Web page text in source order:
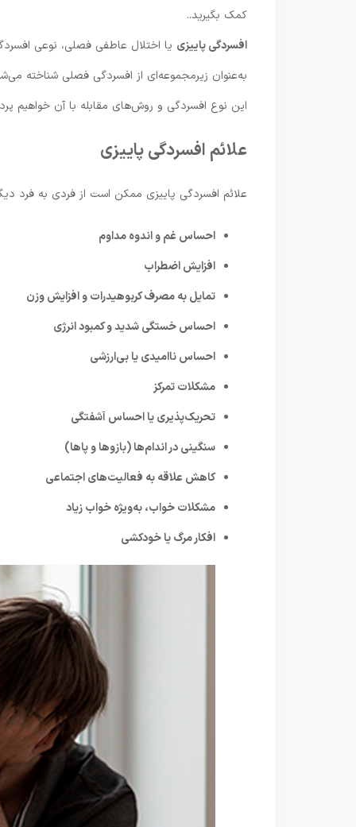
کمک بگیرید..
افسردگی پاییزی یا اختلال عاطفی فصلی، نوعی
به‌عنوان زیرمجموعه‌ای از افسردگی فصلی شناخته
این نوع افسردگی و روش‌های مقابله با آن خواهیم
علائم افسردگی پاییزی
علائم افسردگی پاییزی ممکن است از فردی به فرد
احساس غم و اندوه مداوم
افزایش اضطراب
تمایل به مصرف کربوهیدرات و افزایش وزن
احساس خستگی شدید و کمبود انرژی
احساس ناامیدی یا بی‌ارزشی
مشکلات تمرکز
تحریک‌پذیری یا احساس آشفتگی
سنگینی در اندام‌ها (بازوها و پاها)
کاهش علاقه به فعالیت‌های اجتماعی
مشکلات خواب، به‌ویژه خواب زیاد
افکار مرگ یا خودکشی